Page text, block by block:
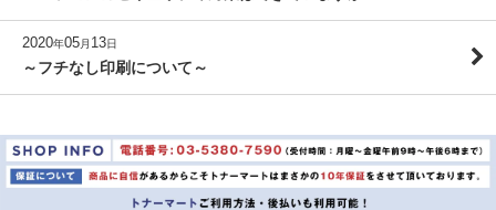
2020年05月 13日
～フチなし印刷について～